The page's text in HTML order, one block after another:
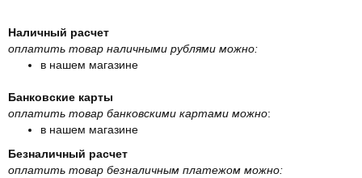
Наличный расчет
оплатить товар наличными рублями можно:
в нашем магазине
Банковские карты
оплатить товар банковскими картами можно:
в нашем магазине
Безналичный расчет
оплатить товар безналичным платежом можно: